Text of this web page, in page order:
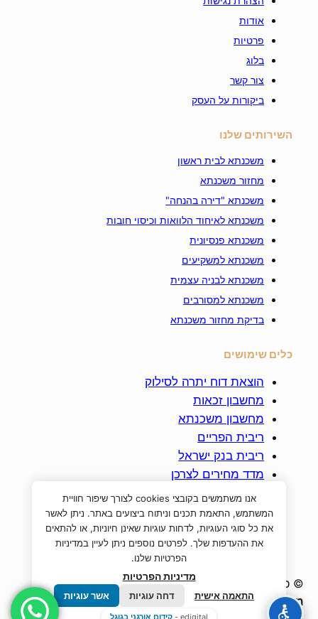
אודות
פרטיות
בלוג
צור קשר
ביקורות על העסק
השירותים שלנו
משכנתא לבית ראשון
מחזור משכנתא
משכנתא "דירה בהנחה"
משכנתא לאיחוד הלוואות וכיסוי חובות
משכנתא פנסיונית
משכנתא למשקיעים
משכנתא לבניה עצמית
משכנתא למסורבים
בדיקת מחזור משכנתא
כלים שימושים
הוצאת דוח יתרה לסילוק
מחשבון זכאות
מחשבון משכנתא
ריבית הפריים
ריבית בנק ישראל
מדד מחירים לצרכן
ביטוח חיים למשכנתא
© כל הזכויות שמורות לחברתא. אור לנתיבתי –
משכנתאות, נדל"ן ופיננסים בע"מ | ח.פ : 517128138 |
אנו משתמשים בקובצי cookies לצורך שיפור חוויית
המשתמש, התאמת תכנים וניתוח ביצועים באתר. ניתן לאשר
את כל סוגי העוגיות, לדחות עוגיות שאינן חיוניות, או להתאים
את ההעדפות שלך. לפרטים נוספים ניתן לעיין במדיניות
הפרטיות שלנו.
מדיניות הפרטיות
התאמה אישית דחה עוגיות אשר עוגיות
edigital - קידום אורגני בגוגל